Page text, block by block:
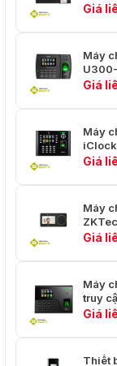
Wi-Fi Giá
Máy
Giá
Máy
Giá
Máy
Giá
Máy
truy
Giá
Thiết